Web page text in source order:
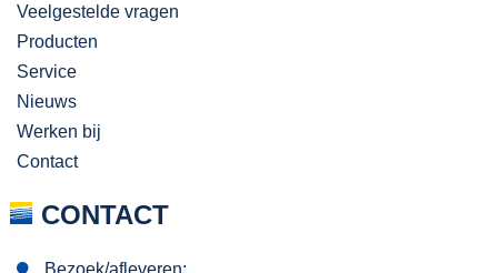
Veelgestelde vragen
Producten
Service
Nieuws
Werken bij
Contact
CONTACT
Bezoek/afleveren: